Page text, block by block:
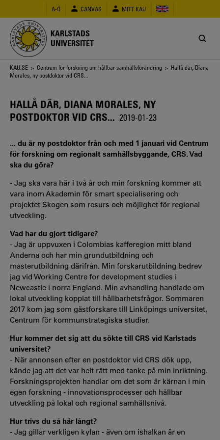
huvudinnehåll
A-Ö CANVAS MITT KAU
KARLSTADS
UNIVERSITET
Länkstig
KAU.SE > Centrum för forskning om hållbar samhällsförändring > Hallå där, Diana
Morales, ny postdoktor vid CRS...
HALLÅ DÄR, DIANA MORALES, NY
POSTDOKTOR VID CRS... 2019-01-23
... du är ny postdoktor från och med 1 januari vid Centrum
för forskning om regionalt samhällsbyggande, CRS. Vad
ska du göra?
- Jag ska vara här i två år och min forskning kommer att
vara inom Akademin för smart specialisering och
projektet Skogen som resurs och möjlighet för regional
utveckling.
Vad har du gjort tidigare?
- Jag är uppvuxen i Colombias kafferegion mitt bland
Anderna och har min grundutbildning och
masterutbildning därifrån. Min forskarutbildning bedrev
jag vid Working Centre for development studies i
Newcastle i norra England. Min avhandling handlade om
lokal utveckling kopplat till hållbarhetsfrågor. Sommaren
2017 kom jag som gästforskare till Linköpings universitet,
Centrum för kommunstrategiska studier.
Hur kommer det sig att du sökte till CRS vid Karlstads
universitet?
- När annonsen efter en postdoktor vid CRS dök upp,
kände jag att det var helt rätt med tanke på min inriktning.
Forskningsprojekten handlar om det som är kärnan i min
egen forskning - innovationsprocesser och hållbar
utveckling på lokal och regional samhällsnivå.
Hur trivs du så här långt?
- Jag gillar verkligen kylan - även om ishalkan är en